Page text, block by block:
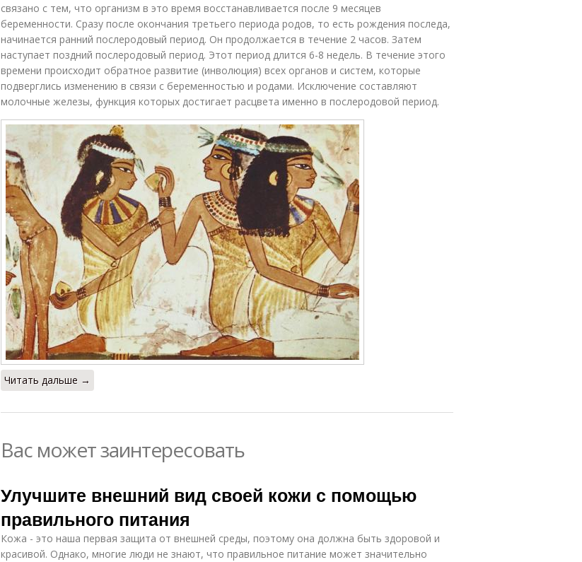
связано с тем, что организм в это время восстанавливается после 9 месяцев
беременности. Сразу после окончания третьего периода родов, то есть рождения последа,
начинается ранний послеродовый период. Он продолжается в течение 2 часов. Затем
наступает поздний послеродовый период. Этот период длится 6-8 недель. В течение этого
времени происходит обратное развитие (инволюция) всех органов и систем, которые
подверглись изменению в связи с беременностью и родами. Исключение составляют
молочные железы, функция которых достигает расцвета именно в послеродовой период.
Читать дальше →
Вас может заинтересовать
Улучшите внешний вид своей кожи с помощью
правильного питания
Кожа - это наша первая защита от внешней среды, поэтому она должна быть здоровой и
красивой. Однако, многие люди не знают, что правильное питание может значительно